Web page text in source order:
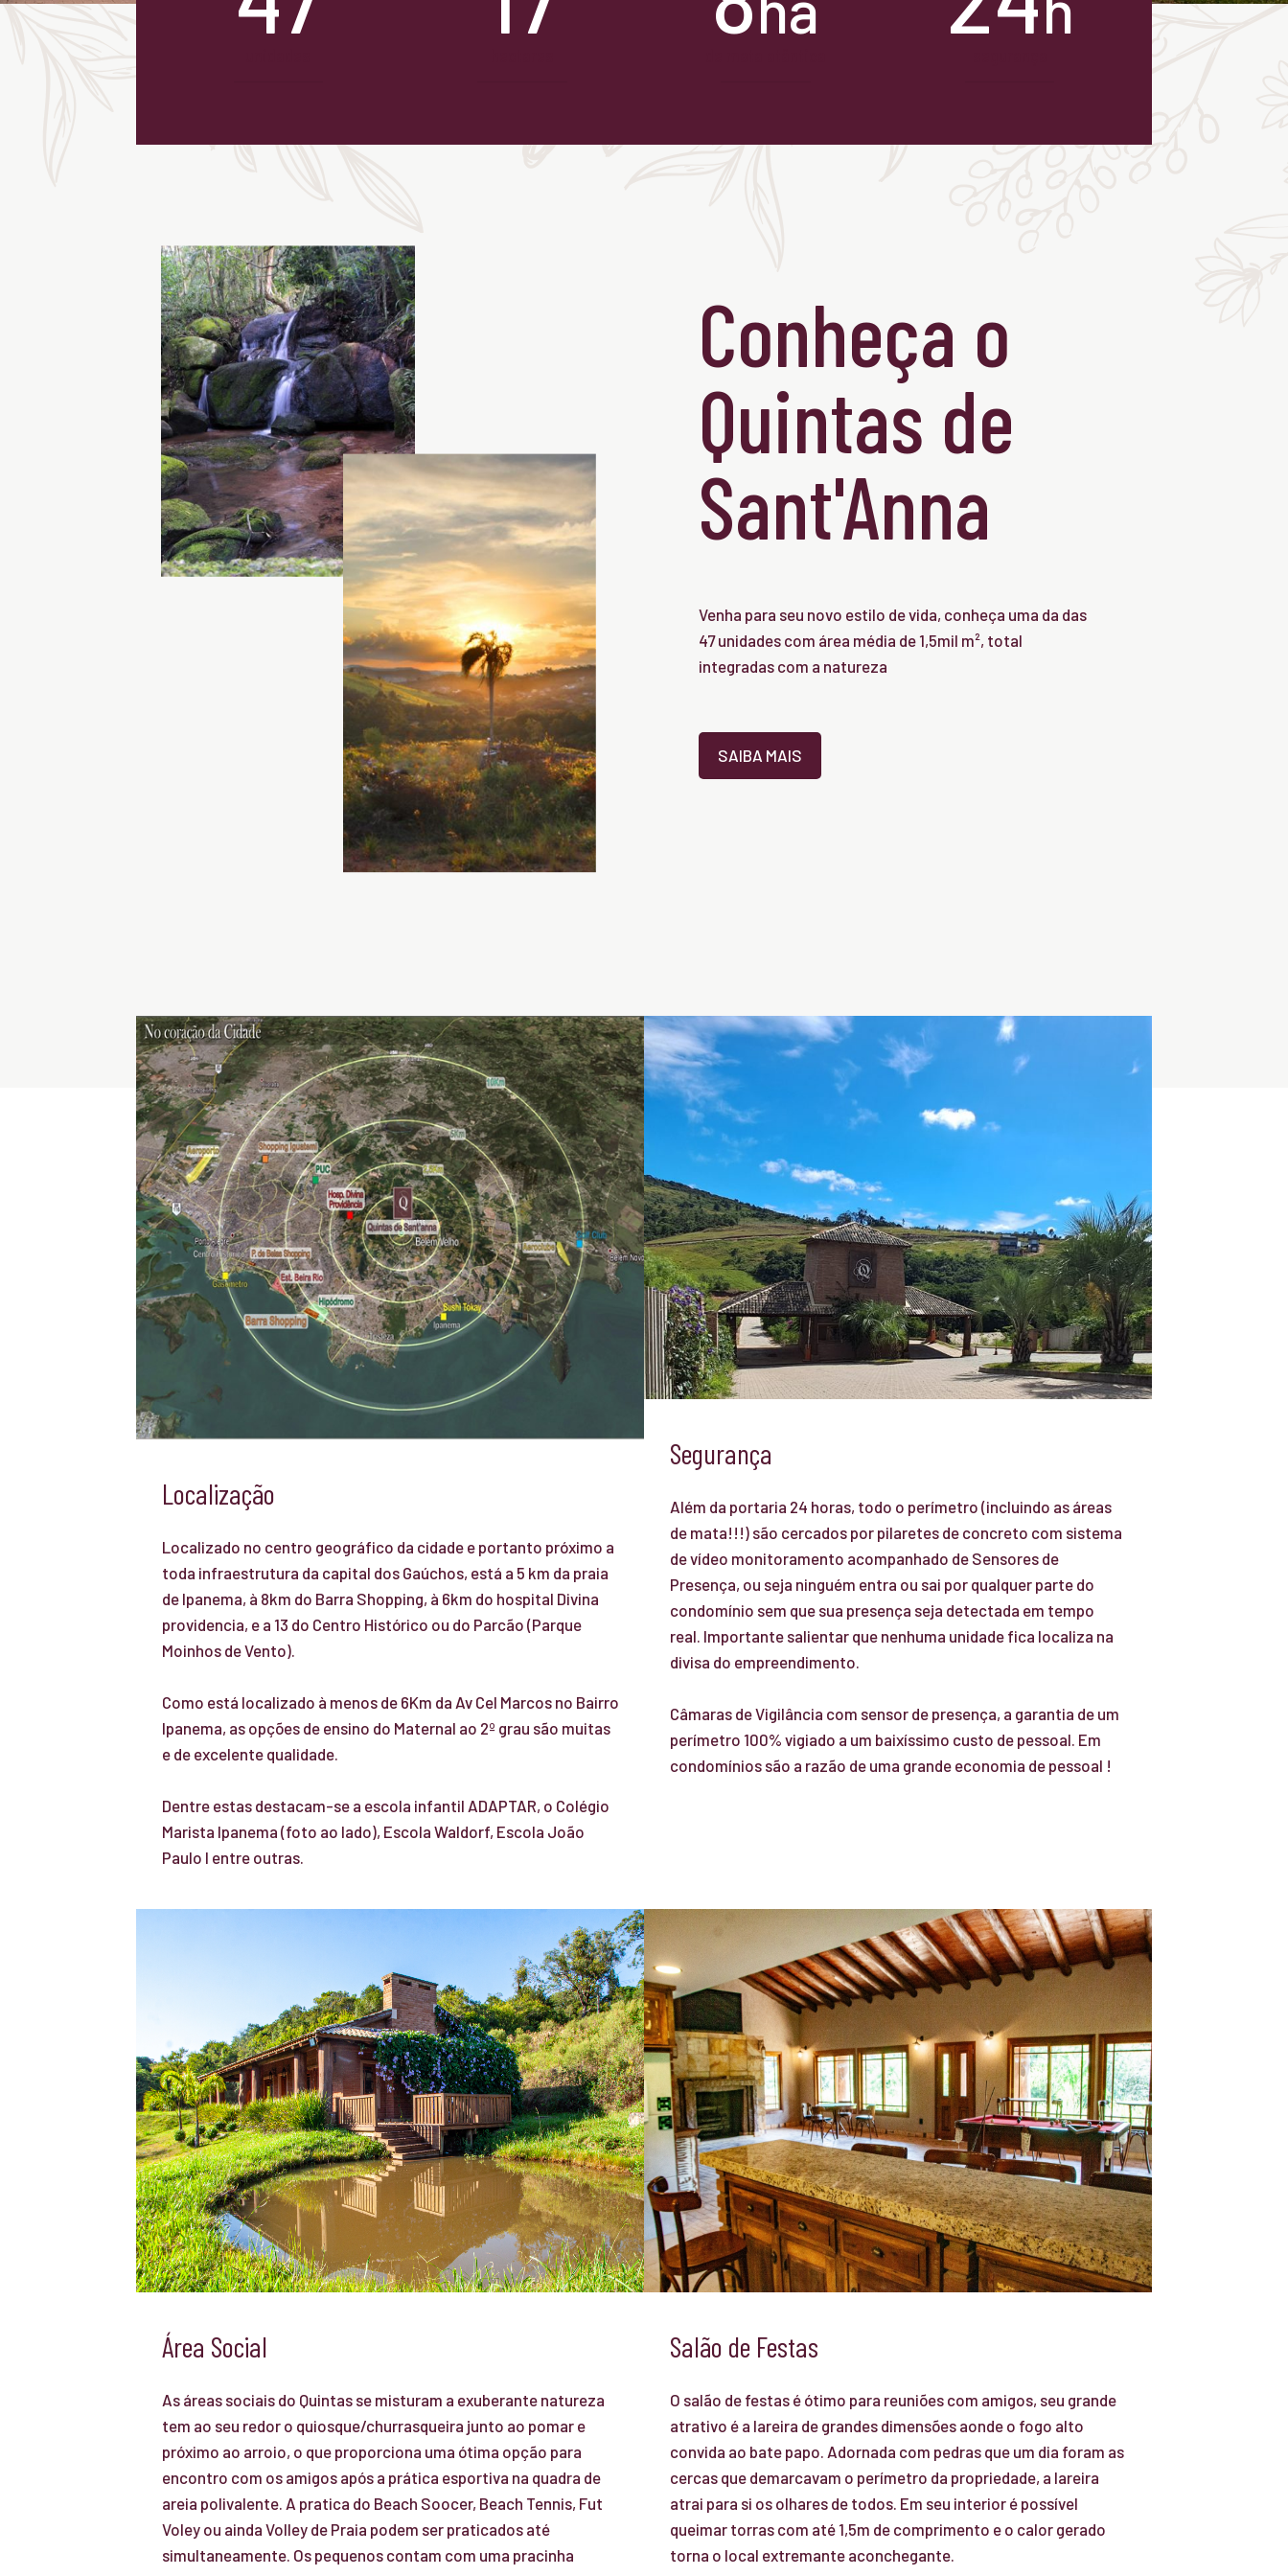
Conheça o
Quintas de
Sant'Anna
Venha para seu novo estilo de vida, conheça uma da das
47 unidades com área média de 1,5mil m², total
integradas com a natureza
SAIBA MAIS
Localização
Localizado no centro geográfico da cidade e portanto próximo a
toda infraestrutura da capital dos Gaúchos, está a 5 km da praia
de Ipanema, à 8km do Barra Shopping, à 6km do hospital Divina
providencia, e a 13 do Centro Histórico ou do Parcão (Parque
Moinhos de Vento).
Como está localizado à menos de 6Km da Av Cel Marcos no Bairro
Ipanema, as opções de ensino do Maternal ao 2º grau são muitas
e de excelente qualidade.
Dentre estas destacam-se a escola infantil ADAPTAR, o Colégio
Marista Ipanema (foto ao lado), Escola Waldorf, Escola João
Paulo I entre outras.
Segurança
Além da portaria 24 horas, todo o perímetro (incluindo as áreas
de mata!!!) são cercados por pilaretes de concreto com sistema
de vídeo monitoramento acompanhado de Sensores de
Presença, ou seja ninguém entra ou sai por qualquer parte do
condomínio sem que sua presença seja detectada em tempo
real. Importante salientar que nenhuma unidade fica localiza na
divisa do empreendimento.
Câmaras de Vigilância com sensor de presença, a garantia de um
perímetro 100% vigiado a um baixíssimo custo de pessoal. Em
condomínios são a razão de uma grande economia de pessoal !
Área Social
As áreas sociais do Quintas se misturam a exuberante natureza
tem ao seu redor o quiosque/churrasqueira junto ao pomar e
próximo ao arroio, o que proporciona uma ótima opção para
encontro com os amigos após a prática esportiva na quadra de
areia polivalente. A pratica do Beach Soocer, Beach Tennis, Fut
Voley ou ainda Volley de Praia podem ser praticados até
simultaneamente. Os pequenos contam com uma pracinha
Salão de Festas
O salão de festas é ótimo para reuniões com amigos, seu grande
atrativo é a lareira de grandes dimensões aonde o fogo alto
convida ao bate papo. Adornada com pedras que um dia foram as
cercas que demarcavam o perímetro da propriedade, a lareira
atrai para si os olhares de todos. Em seu interior é possível
queimar torras com até 1,5m de comprimento e o calor gerado
torna o local extremante aconchegante.